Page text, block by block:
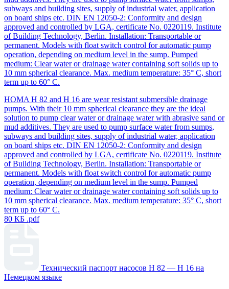
subways and building sites, supply of industrial water, application
on board ships etc. DIN EN 12050-2: Conformity and design
approved and controlled by LGA, certificate No. 0220119. Institute
of Building Technology, Berlin. Installation: Transportable or
permanent. Models with float switch control for automatic pump
operation, depending on medium level in the sump. Pumped
medium: Clear water or drainage water containing soft solids up to
10 mm spherical clearance. Max. medium temperature: 35° C, short
term up to 60° C.
HOMA H 82 and H 16 are wear resistant submersible drainage
pumps. With their 10 mm spherical clearance they are the ideal
solution to pump clear water or drainage water with abrasive sand or
mud additives. They are used to pump surface water from sumps,
subways and building sites, supply of industrial water, application
on board ships etc. DIN EN 12050-2: Conformity and design
approved and controlled by LGA, certificate No. 0220119. Institute
of Building Technology, Berlin. Installation: Transportable or
permanent. Models with float switch control for automatic pump
operation, depending on medium level in the sump. Pumped
medium: Clear water or drainage water containing soft solids up to
10 mm spherical clearance. Max. medium temperature: 35° C, short
term up to 60° C.
80 КБ .pdf
Технический паспорт насосов H 82 — H 16 на
Немецком языке